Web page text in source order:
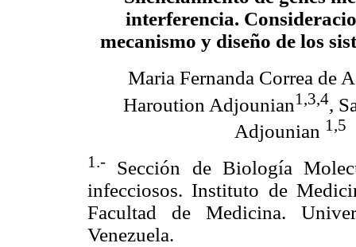
interferencia.
mecanismo y diseño de los
Maria Fernanda Correa de
Haroution Adjounian1,3,4,
Adjounian 1,5
1.-
Sección de Biología
infecciosos. Instituto de
Facultad de Medicina.
Venezuela.